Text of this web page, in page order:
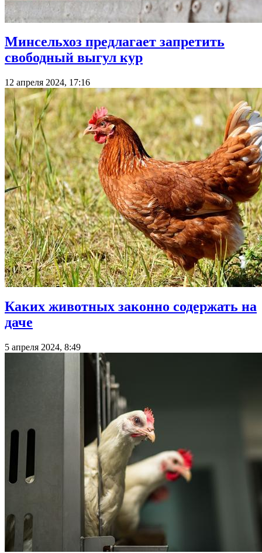
Минсельхоз предлагает запретить
свободный выгул кур
12 апреля 2024, 17:16
Каких животных законно содержать на
даче
5 апреля 2024, 8:49